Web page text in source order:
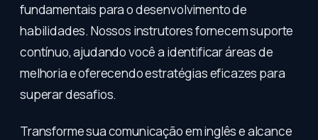
fundamentais para o desenvolvimento de
habilidades. Nossos instrutores fornecem suporte
contínuo, ajudando você a identificar áreas de
melhoria e oferecendo estratégias eficazes para
superar desafios.
Transforme sua comunicação em inglês e alcance